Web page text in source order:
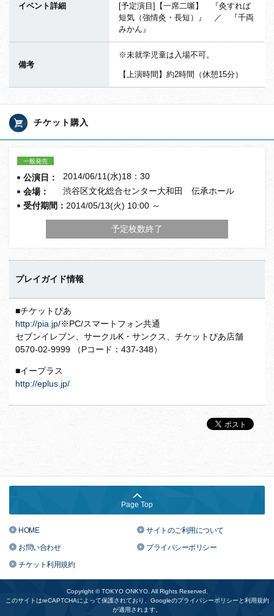
イベント詳細
[予定演目]【一席二噺】 『灸すれば
短気（強情灸・長短）』 ／ 『千両
みかん』
備考
※未就学児童は入場不可。
【上演時間】約2時間（休憩15分）
チケット購入
一般発売
公演日：
2014/06/11(水)18：30
会場：
渋谷区文化総合センター大和田 伝承ホール
受付期間： 2014/05/13(火) 10:00 ～
予定枚数終了
プレイガイド情報
■チケットぴあ
http://pia.jp/※PC/スマートフォン共通
セブンイレブン、サークルK・サンクス、チケットぴあ店舗
0570-02-9999 （Pコード：437-348）
■イープラス
http://eplus.jp/
Page Top
HOME
サイトのご利用について
お問い合わせ
プライバシーポリシー
チケット利用規約
Copyright © TOKYO ONKYO. All Rights Reserved.
このサイトはreCAPTCHAによって保護されており、Googleのプライバシーポリシー と利用規約
が適用されます。